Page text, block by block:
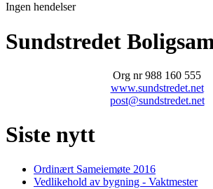
Ingen hendelser
Sundstredet
Org nr 988 160 555
www.sundstredet.net
post@sundstredet.net
Siste nytt
Ordinært Sameiemøte 2016
Vedlikehold av bygning - Vaktmester